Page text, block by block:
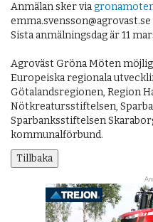
Anmälan sker via
Sista anmälningsdag är 11
Agroväst Gröna Möten
Europeiska regionala
Götalandsregionen, Region
Nötkreatursstiftelsen,
Sparbanksstiftelsen
kommunalförbund.
Tillbaka